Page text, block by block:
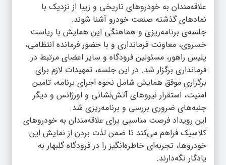
علاقه‌مندان به خودروهای تاریخی و زیبا از نزدیک با
نمادهای گذشته صنعت خودرو آشنا شوند.
جلسه‌ی برنامه‌ریزی و هماهنگی این همایش با ریاست
خسروی، معاونت فرمانداری و با حضور فرمانده انتظامی،
پلیس راهور، مسئولین فرودگاه و سایر اعضای مرتبط در
فرمانداری برگزار شد. در این جلسه، تمهیدات لازم برای
برگزاری موفق همایش شامل نحوه اجرای برنامه، تامین
امنیت، استقرار نیروهای آتش‌نشانی و اورژانس و دیگر
جنبه‌های ضروری بررسی و برنامه‌ریزی شد.
این رویداد فرصت مناسبی برای علاقه‌مندان به خودروهای
کلاسیک فراهم می‌کند تا ضمن لذت بردن از نمایش این
خودروها، تجربه‌ای خاطره‌انگیز را در فرودگاه گلبهار به
یادگار نگه‌دارند.